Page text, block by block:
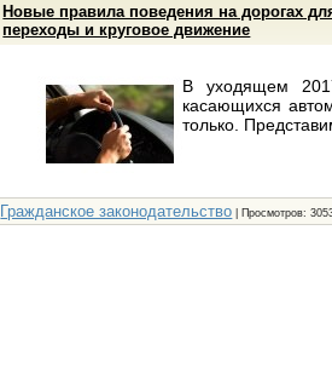
Новые правила поведения на дорогах
переходы и круговое движение
В уходящем
касающихся
только.
Гражданское законодательство | Просмотров: